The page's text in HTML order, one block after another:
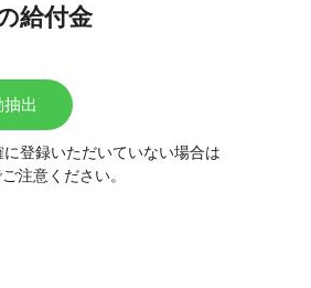
給付金
出
に登録いただいていない場合は
注意ください。